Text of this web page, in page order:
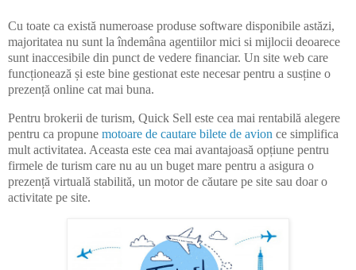
Cu toate ca există numeroase produse software disponibile astăzi,
majoritatea nu sunt la îndemâna agentiilor mici si mijlocii deoarece
sunt inaccesibile din punct de vedere financiar. Un site web care
funcționează și este bine gestionat este necesar pentru a susține o
prezență online cat mai buna.
Pentru brokerii de turism, Quick Sell este cea mai rentabilă alegere
pentru ca propune motoare de cautare bilete de avion ce simplifica
mult activitatea. Aceasta este cea mai avantajoasă opțiune pentru
firmele de turism care nu au un buget mare pentru a asigura o
prezență virtuală stabilită, un motor de căutare pe site sau doar o
activitate pe site.